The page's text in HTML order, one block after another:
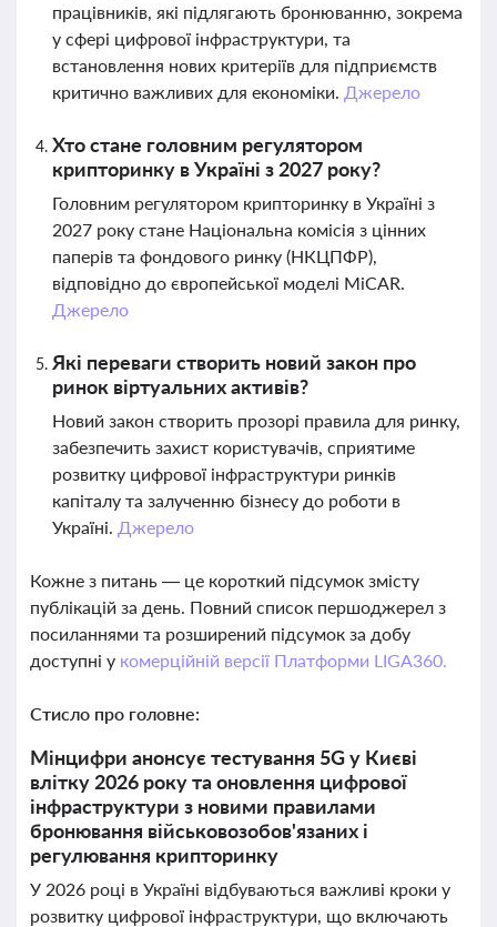
працівників, які підлягають бронюванню, зокрема
у сфері цифрової інфраструктури, та
встановлення нових критеріїв для підприємств
критично важливих для економіки. Джерело
Хто стане головним регулятором
крипторинку в Україні з 2027 року?
Головним регулятором крипторинку в Україні з
2027 року стане Національна комісія з цінних
паперів та фондового ринку (НКЦПФР),
відповідно до європейської моделі MiCAR.
Джерело
Які переваги створить новий закон про
ринок віртуальних активів?
Новий закон створить прозорі правила для ринку,
забезпечить захист користувачів, сприятиме
розвитку цифрової інфраструктури ринків
капіталу та залученню бізнесу до роботи в
Україні. Джерело
Кожне з питань — це короткий підсумок змісту
публікацій за день. Повний список першоджерел з
посиланнями та розширений підсумок за добу
доступні у комерційній версії Платформи LIGA360.
Стисло про головне:
Мінцифри анонсує тестування 5G у Києві
влітку 2026 року та оновлення цифрової
інфраструктури з новими правилами
бронювання військовозобов'язаних і
регулювання крипторинку
У 2026 році в Україні відбуваються важливі кроки у
розвитку цифрової інфраструктури, що включають